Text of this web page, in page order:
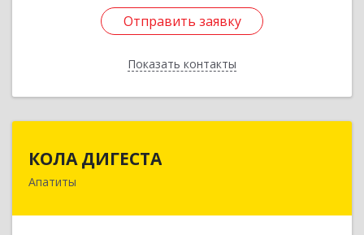
Отправить заявку
Показать контакты
Отправить заявку
Назад
КОЛА ДИГЕСТА
Апатиты